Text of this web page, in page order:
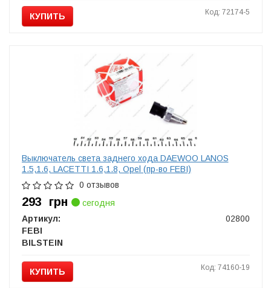
КУПИТЬ Код: 72174-5
Выключатель света заднего хода DAEWOO LANOS
1.5,1.6, LACETTI 1.6,1.8, Opel (пр-во FEBI)
0 отзывов
293 грн
сегодня
Артикул:
02800
FEBI
BILSTEIN
КУПИТЬ Код: 74160-19